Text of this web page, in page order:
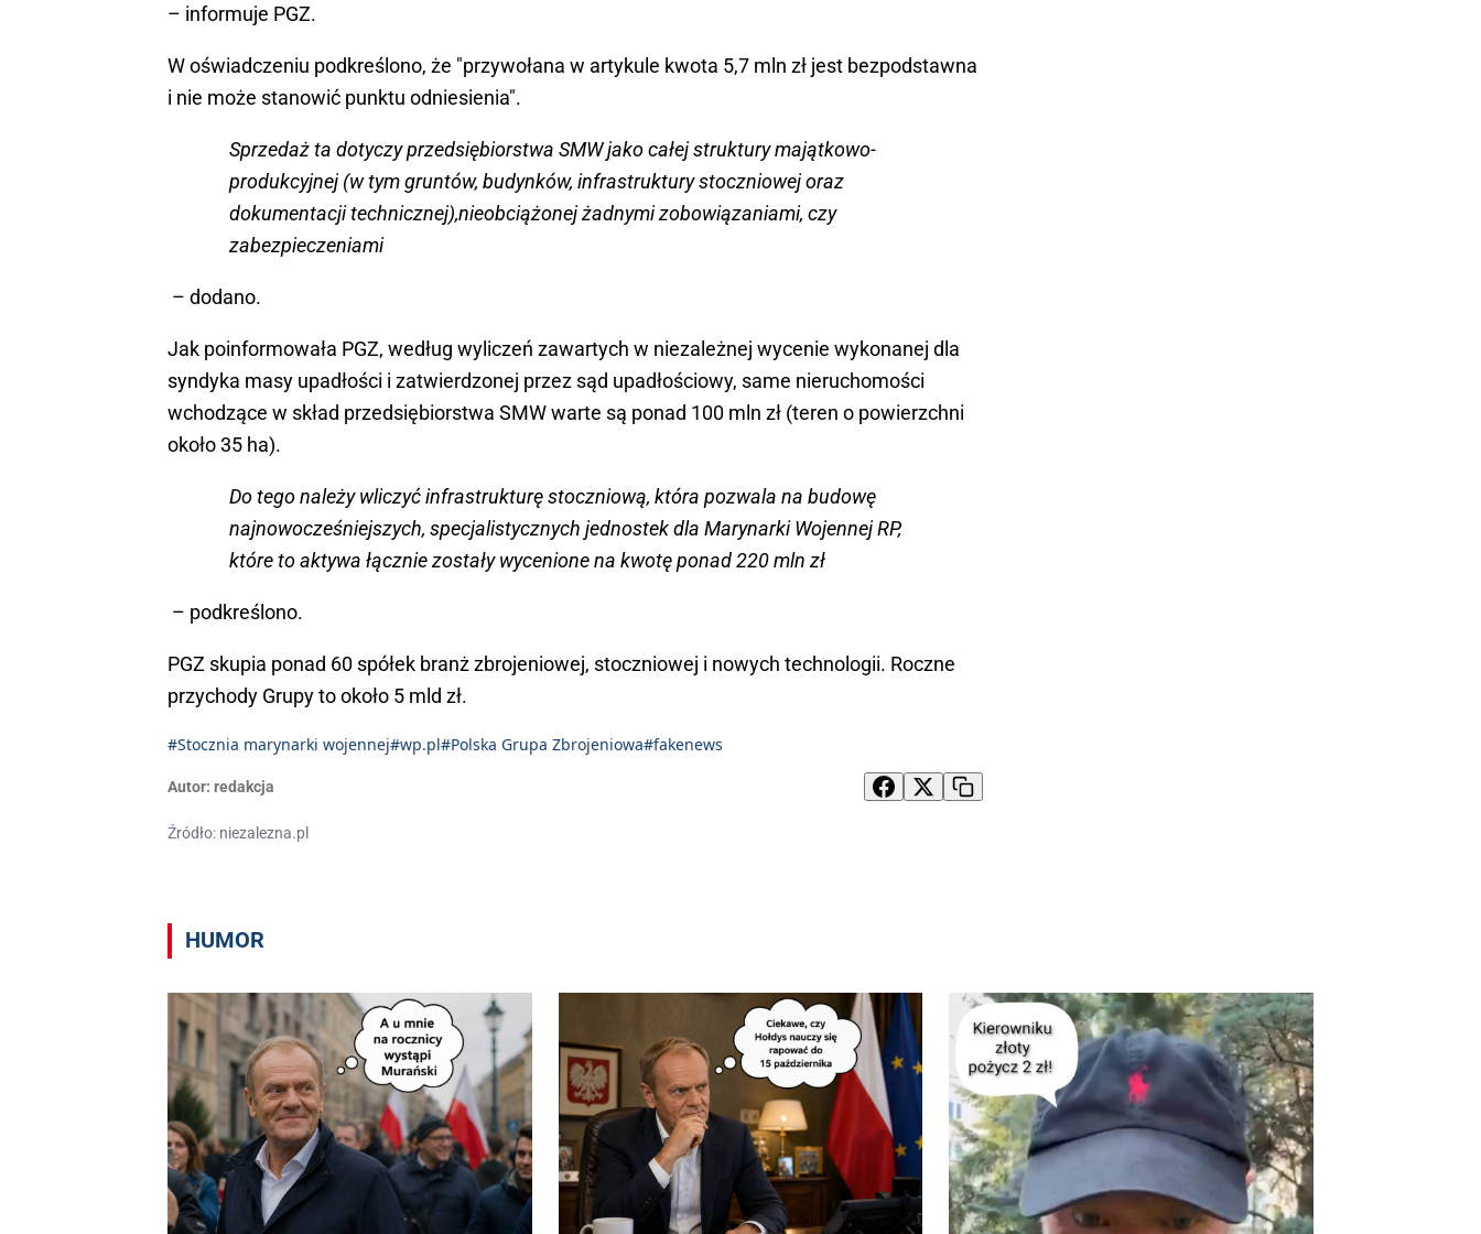
– informuje PGZ.
W oświadczeniu podkreślono, że "przywołana w artykule kwota 5,7 mln zł jest bezpodstawna
i nie może stanowić punktu odniesienia".
Sprzedaż ta dotyczy przedsiębiorstwa SMW jako całej struktury majątkowo-
produkcyjnej (w tym gruntów, budynków, infrastruktury stoczniowej oraz
dokumentacji technicznej),nieobciążonej żadnymi zobowiązaniami, czy
zabezpieczeniami
– dodano.
Jak poinformowała PGZ, według wyliczeń zawartych w niezależnej wycenie wykonanej dla
syndyka masy upadłości i zatwierdzonej przez sąd upadłościowy, same nieruchomości
wchodzące w skład przedsiębiorstwa SMW warte są ponad 100 mln zł (teren o powierzchni
około 35 ha).
Do tego należy wliczyć infrastrukturę stoczniową, która pozwala na budowę
najnowocześniejszych, specjalistycznych jednostek dla Marynarki Wojennej RP,
które to aktywa łącznie zostały wycenione na kwotę ponad 220 mln zł
– podkreślono.
PGZ skupia ponad 60 spółek branż zbrojeniowej, stoczniowej i nowych technologii. Roczne
przychody Grupy to około 5 mld zł.
#Stocznia marynarki wojennej#wp.pl#Polska Grupa Zbrojeniowa#fakenews
Autor: redakcja
Źródło: niezalezna.pl
HUMOR